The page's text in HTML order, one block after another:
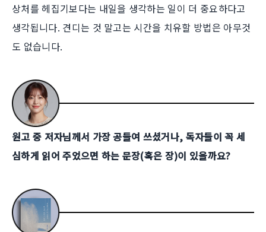
상처를 헤집기보다는 내일을 생각하는 일이 더 중요하다고
생각됩니다. 견디는 것 말고는 시간을 치유할 방법은 아무것
도 없습니다.
원고 중 저자님께서 가장 공들여 쓰셨거나, 독자들이 꼭 세
심하게 읽어 주었으면 하는 문장(혹은 장)이 있을까요?